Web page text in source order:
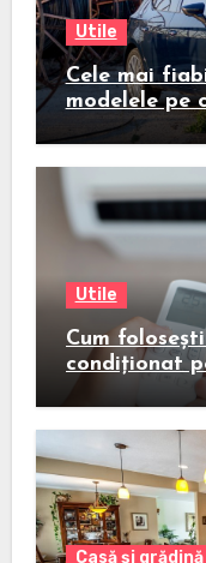
Utile
Cele mai
modelele pe
Utile
Cum
condiționat
Casă și grădină